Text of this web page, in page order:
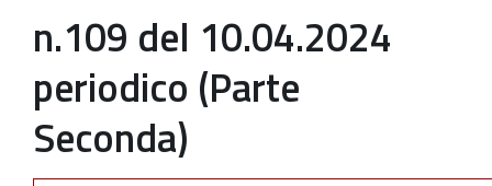
n.109 del 10.04.2024
periodico (Parte
Seconda)